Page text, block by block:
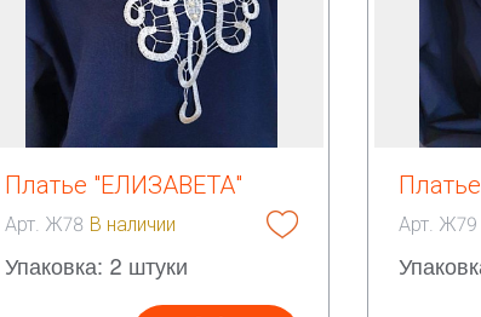
Платье "ЕЛИЗАВЕТА"
Арт. Ж78 В наличии
Упаковка: 2 штуки
Арт. Ж79